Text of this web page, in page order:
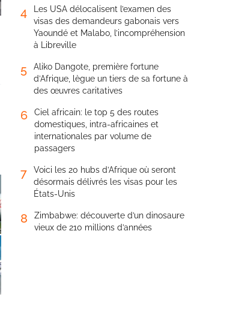
4
Les USA délocalisent l’examen des
visas des demandeurs gabonais vers
Yaoundé et Malabo, l’incompréhension
à Libreville
5
Aliko Dangote, première fortune
d’Afrique, lègue un tiers de sa fortune à
des œuvres caritatives
6
Ciel africain: le top 5 des routes
domestiques, intra-africaines et
internationales par volume de
passagers
7
Voici les 20 hubs d’Afrique où seront
désormais délivrés les visas pour les
États-Unis
8
Zimbabwe: découverte d’un dinosaure
vieux de 210 millions d’années